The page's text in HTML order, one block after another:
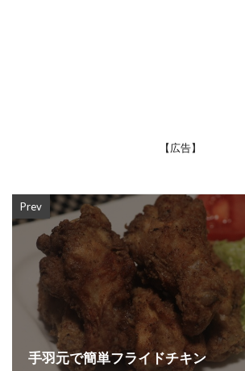
【広告】
Prev
手羽元で簡単フライドチキン